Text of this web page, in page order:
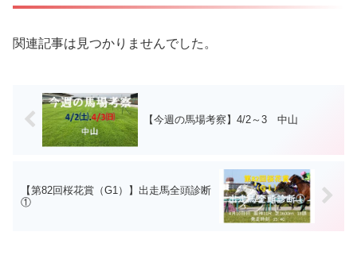
関連記事は見つかりませんでした。
【今週の馬場考察】4/2～3 中山
【第82回桜花賞（G1）】出走馬全頭診断
①